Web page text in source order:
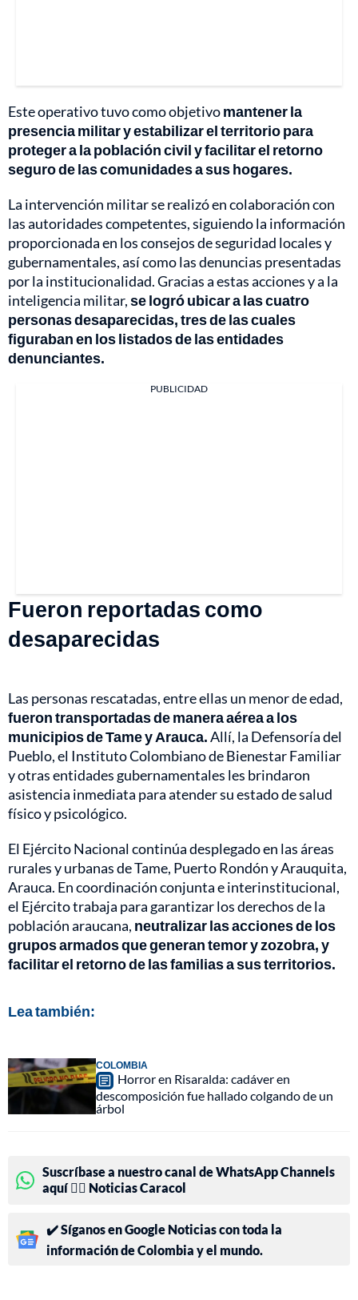
Este operativo tuvo como objetivomantener la
presencia militar y estabilizar el territorio para
proteger a la población civil y facilitar el retorno
seguro de las comunidades a sus hogares.
La intervención militar se realizó en colaboración con
las autoridades competentes, siguiendo la información
proporcionada en los consejos de seguridad locales y
gubernamentales, así como las denuncias presentadas
por la institucionalidad. Gracias a estas acciones y a la
inteligencia militar,se logró ubicar a las cuatro
personas desaparecidas, tres de las cuales
figuraban en los listados de las entidades
denunciantes.
PUBLICIDAD
Fueron reportadas como
desaparecidas
Las personas rescatadas, entre ellas un menor de edad,
fueron transportadas de manera aérea a los
municipios de Tame y Arauca.Allí, la Defensoría del
Pueblo, el Instituto Colombiano de Bienestar Familiar
y otras entidades gubernamentales les brindaron
asistencia inmediata para atender su estado de salud
físico y psicológico.
El Ejército Nacional continúa desplegado en las áreas
rurales y urbanas de Tame, Puerto Rondón y Arauquita,
Arauca. En coordinación conjunta e interinstitucional,
el Ejército trabaja para garantizar los derechos de la
población araucana, neutralizar las acciones de los
grupos armados que generan temor y zozobra, y
facilitar el retorno de las familias a sus territorios.
Lea también:
COLOMBIA
Horror en Risaralda: cadáver en
descomposición fue hallado colgando de un
árbol
Suscríbase a nuestro canal de WhatsApp Channels
aquí 👉🏻 Noticias Caracol
✔️ Síganos en Google Noticias con toda la
información de Colombia y el mundo.